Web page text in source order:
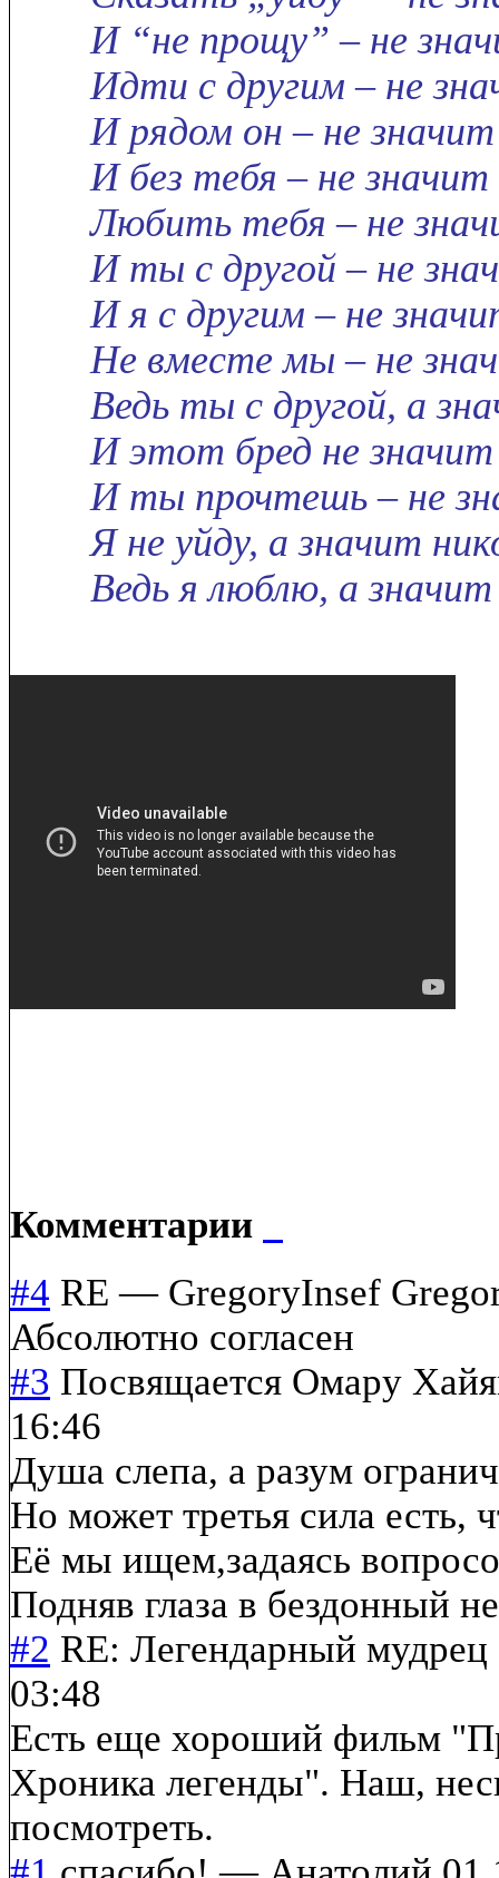
И “не прощу” – не
Идти с другим – не
И рядом он – не
И без тебя – не
Любить тебя – не
И ты с другой – не
И я с другим – не
Не вместе мы – не
Ведь ты с другой, а
И этот бред не значит
И ты прочтешь – не
Я не уйду, а значит
Ведь я люблю, а значит
Комментарии
#4 RE — GregoryInsef
Абсолютно согласен
#3 Посвящается Омару
16:46
Душа слепа, а разум
Но может третья сила есть,
Её мы ищем,задаясь
Подняв глаза в бездонный
#2 RE: Легендарный мудрец
03:48
Есть еще хороший фильм
Хроника легенды". Наш,
посмотреть.